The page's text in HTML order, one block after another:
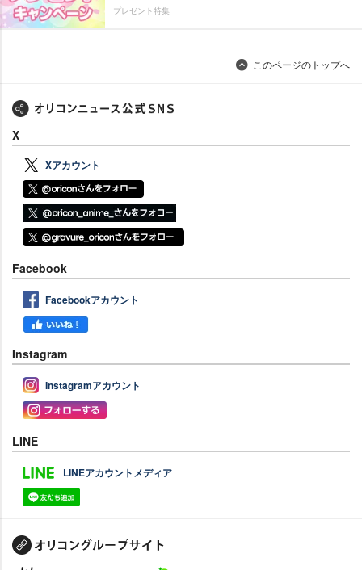
プレゼント特集
このページのトップへ
X
Xアカウント
Facebook
Facebookアカウント
Instagram
Instagramアカウント
LINE
LINEアカウントメディア